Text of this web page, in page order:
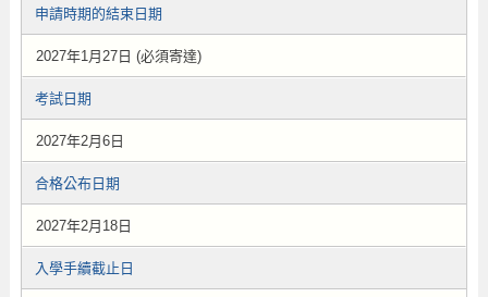
申請時期的結束日期
2027年1月27日 (必須寄達)
考試日期
2027年2月6日
合格公布日期
2027年2月18日
入學手續截止日